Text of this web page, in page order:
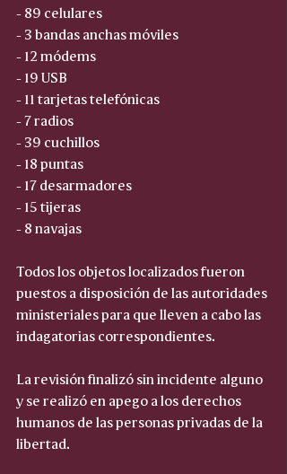
- 89 celulares
- 3 bandas anchas móviles
- 12 módems
- 19 USB
- 11 tarjetas telefónicas
- 7 radios
- 39 cuchillos
- 18 puntas
- 17 desarmadores
- 15 tijeras
- 8 navajas
Todos los objetos localizados fueron
puestos a disposición de las autoridades
ministeriales para que lleven a cabo las
indagatorias correspondientes.
La revisión finalizó sin incidente alguno
y se realizó en apego a los derechos
humanos de las personas privadas de la
libertad.